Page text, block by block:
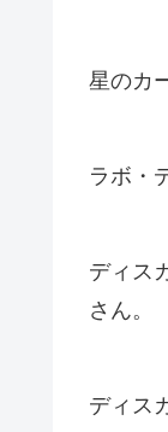
星のカ
ラボ・
ディス
さん。
ディス